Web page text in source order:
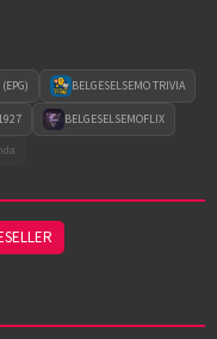
BELGESELSEMO TRIVIA
BELGESELSEMOFLIX